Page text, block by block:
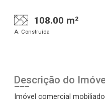
108.00 m²
A. Construída
Descrição do
Imóvel comercial